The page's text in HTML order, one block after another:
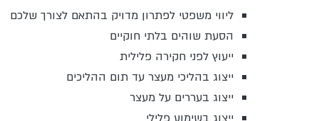
ליווי משפטי לפתרון מדויק בהתאם לצורך שלכם
הסעת שוהים בלתי חוקיים
ייעוץ לפני חקירה פלילית
ייצוג בהליכי מעצר עד תום ההליכים
ייצוג בעררים על מעצר